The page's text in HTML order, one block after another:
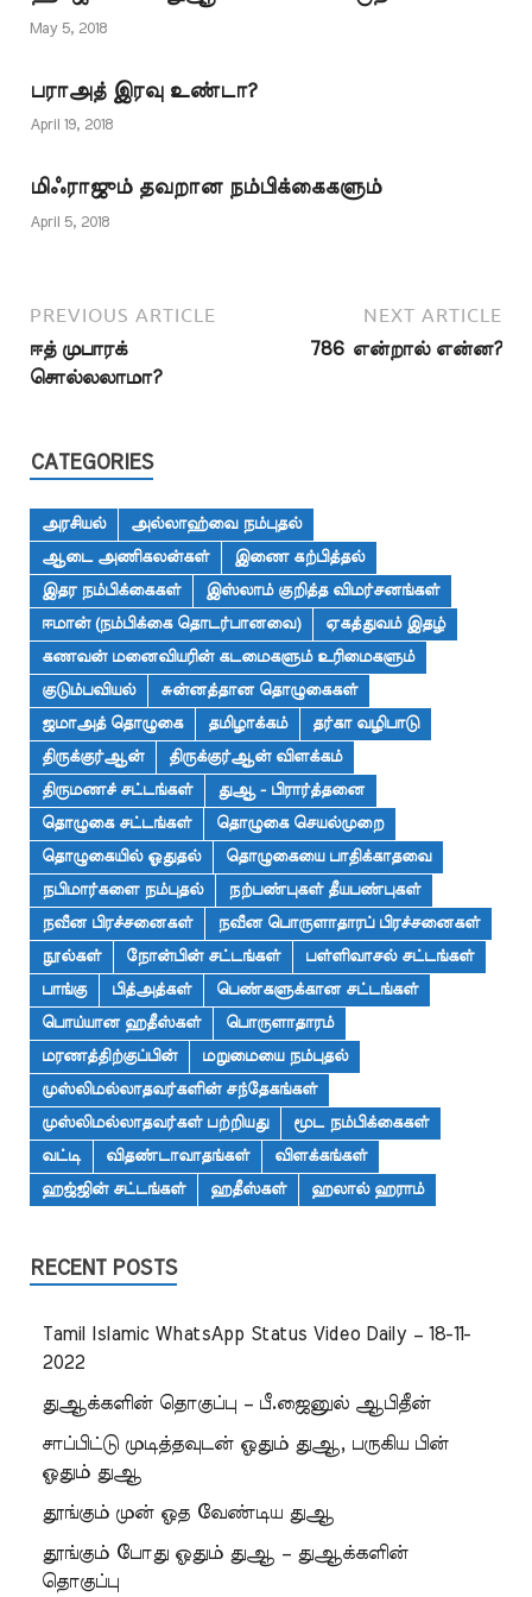
கணக்கு…
குவளையைப்
பயன்படுத்தியும் இவ்வாறு
வந்தனர். இது உடலுக்கு
ஆரோக்கியமானது
எனவும் நம்பி வந்தனர்.
இருந்த இந்த
நடைமுறையிலிருந்து
May 5, 2018
பராஅத் இரவு உண்டா?
April 19, 2018
மிஃராஜும் தவறான நம்பிக்கைகளும்
April 5, 2018
PREVIOUS ARTICLE
ஈத் முபாரக்
சொல்லலாமா?
NEXT ARTICLE
786 என்றால் என்ன?
CATEGORIES
அரசியல்
அல்லாஹ்வை நம்புதல்
ஆடை அணிகலன்கள்
இணை கற்பித்தல்
இதர நம்பிக்கைகள்
இஸ்லாம் குறித்த விமர்சனங்கள்
ஈமான் (நம்பிக்கை தொடர்பானவை)
ஏகத்துவம் இதழ்
கணவன் மனைவியரின் கடமைகளும் உரிமைகளும்
குடும்பவியல்
சுன்னத்தான தொழுகைகள்
ஜமாஅத் தொழுகை
தமிழாக்கம்
தர்கா வழிபாடு
திருக்குர்ஆன்
திருக்குர்ஆன் விளக்கம்
திருமணச் சட்டங்கள்
துஆ - பிரார்த்தனை
தொழுகை சட்டங்கள்
தொழுகை செயல்முறை
தொழுகையில் ஓதுதல்
தொழுகையை பாதிக்காதவை
நபிமார்களை நம்புதல்
நற்பண்புகள் தீயபண்புகள்
நவீன பிரச்சனைகள்
நவீன பொருளாதாரப் பிரச்சனைகள்
நூல்கள்
நோன்பின் சட்டங்கள்
பள்ளிவாசல் சட்டங்கள்
பாங்கு
பித்அத்கள்
பெண்களுக்கான சட்டங்கள்
பொய்யான ஹதீஸ்கள்
பொருளாதாரம்
மரணத்திற்குப்பின்
மறுமையை நம்புதல்
முஸ்லிமல்லாதவர்களின் சந்தேகங்கள்
முஸ்லிமல்லாதவர்கள் பற்றியது
மூட நம்பிக்கைகள்
வட்டி
விதண்டாவாதங்கள்
விளக்கங்கள்
ஹஜ்ஜின் சட்டங்கள்
ஹதீஸ்கள் ஹலால் ஹராம்
RECENT POSTS
Tamil Islamic WhatsApp Status Video Daily – 18-11-
2022
துஆக்களின் தொகுப்பு – பீ.ஜைனுல் ஆபிதீன்
சாப்பிட்டு முடித்தவுடன் ஓதும் துஆ, பருகிய பின்
ஓதும் துஆ
தூங்கும் முன் ஓத வேண்டிய துஆ
தூங்கும் போது ஓதும் துஆ – துஆக்களின்
தொகுப்பு